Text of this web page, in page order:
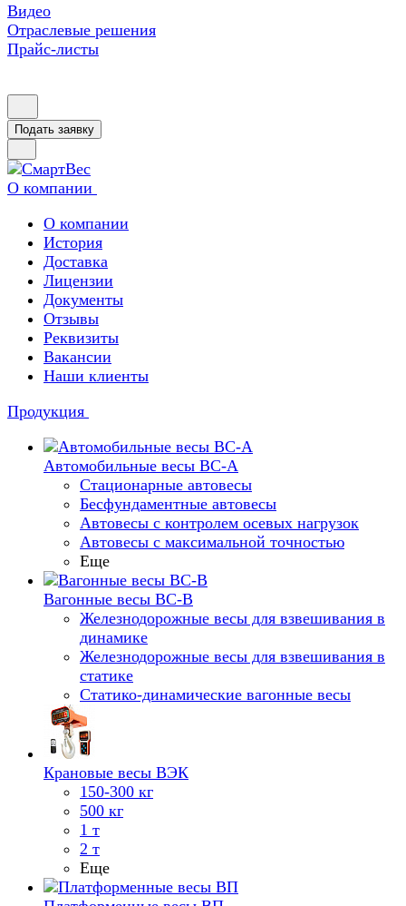
Видео
Отраслевые решения
Прайс-листы
Подать заявку
О компании
О компании
История
Доставка
Лицензии
Документы
Отзывы
Реквизиты
Вакансии
Наши клиенты
Продукция
Автомобильные весы ВС-А
Стационарные автовесы
Бесфундаментные автовесы
Автовесы с контролем осевых нагрузок
Автовесы с максимальной точностью
Еще
Вагонные весы ВС-В
Железнодорожные весы для взвешивания в
динамике
Железнодорожные весы для взвешивания в
статике
Статико-динамические вагонные весы
Крановые весы ВЭК
150-300 кг
500 кг
1 т
2 т
Еще